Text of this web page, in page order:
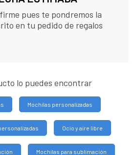
pues te pondremos la
en tu pedido de regalos
lo puedes encontrar
Mochilas personalizadas
Ocio y aire libre
Mochilas para sublimación